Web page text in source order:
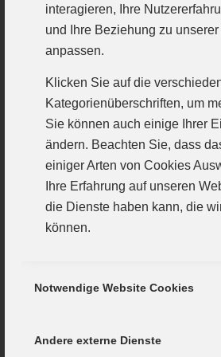
interagieren, Ihre
und Ihre Beziehung zu
anpassen.
Klicken Sie auf die
Kategorienüberschriften, um
Sie können auch einige Ihrer
ändern. Beachten Sie, dass
einiger Arten von Cookies
Ihre Erfahrung auf unseren
die Dienste haben kann, die
können.
Notwendige Website Cookies
Andere externe Dienste
28. Minute stand es 14:15.
gewechselt. Wer das
konnte in der Pause
Mannschaft aus dem
tolle Aufholjagd
ausgehen sollte,
sorgenvolle Handballmamas
Die Antwort kam schnell: Die
sich nämlich weiter und
vorübergehend kein Tor
Alena Harder gelangen